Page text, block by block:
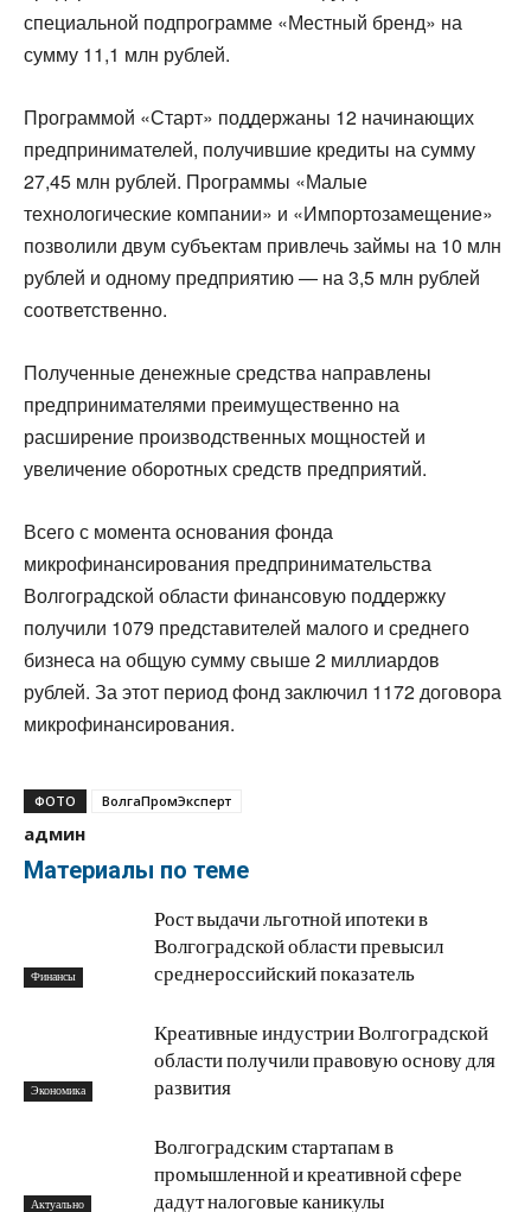
специальной подпрограмме «Местный бренд» на
сумму 11,1 млн рублей.
Программой «Старт» поддержаны 12 начинающих
предпринимателей, получившие кредиты на сумму
27,45 млн рублей. Программы «Малые
технологические компании» и «Импортозамещение»
позволили двум субъектам привлечь займы на 10 млн
рублей и одному предприятию — на 3,5 млн рублей
соответственно.
Полученные денежные средства направлены
предпринимателями преимущественно на
расширение производственных мощностей и
увеличение оборотных средств предприятий.
Всего с момента основания фонда
микрофинансирования предпринимательства
Волгоградской области финансовую поддержку
получили 1079 представителей малого и среднего
бизнеса на общую сумму свыше 2 миллиардов
рублей. За этот период фонд заключил 1172 договора
микрофинансирования.
ФОТО ВолгаПромЭксперт
админ
Материалы по теме
Финансы
Рост выдачи льготной ипотеки в
Волгоградской области превысил
среднероссийский показатель
Экономика
Креативные индустрии Волгоградской
области получили правовую основу для
развития
Актуально
Волгоградским стартапам в
промышленной и креативной сфере
дадут налоговые каникулы